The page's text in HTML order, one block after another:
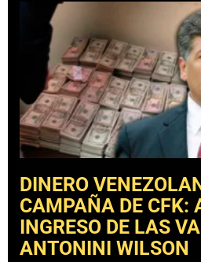
DINERO
CAMPAÑA DE CFK:
INGRESO DE LAS
ANTONINI WILSON